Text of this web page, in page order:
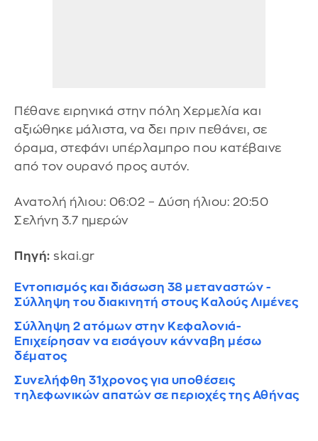
Πέθανε ειρηνικά στην πόλη Χερμελία και
αξιώθηκε μάλιστα, να δει πριν πεθάνει, σε
όραμα, στεφάνι υπέρλαμπρο που κατέβαινε
από τον ουρανό προς αυτόν.
Ανατολή ήλιου: 06:02 – Δύση ήλιου: 20:50
Σελήνη 3.7 ημερών
Πηγή: skai.gr
Εντοπισμός και διάσωση 38 μεταναστών -
Σύλληψη του διακινητή στους Καλούς Λιμένες
Σύλληψη 2 ατόμων στην Κεφαλονιά-
Επιχείρησαν να εισάγουν κάνναβη μέσω
δέματος
Συνελήφθη 31χρονος για υποθέσεις
τηλεφωνικών απατών σε περιοχές της Αθήνας